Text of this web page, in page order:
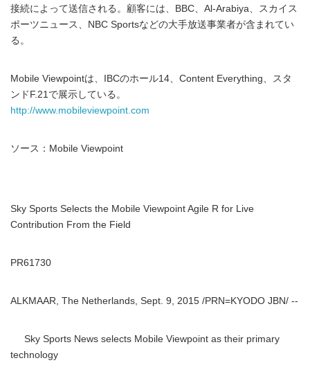
接続によって送信される。顧客には、BBC、Al-Arabiya、スカイス
ポーツニュース、NBC Sportsなどの大手放送事業者が含まれてい
る。
Mobile Viewpointは、IBCのホール14、Content Everything、スタ
ンドF.21で展示している。
http://www.mobileviewpoint.com
ソース：Mobile Viewpoint
Sky Sports Selects the Mobile Viewpoint Agile R for Live
Contribution From the Field
PR61730
ALKMAAR, The Netherlands, Sept. 9, 2015 /PRN=KYODO JBN/ --
Sky Sports News selects Mobile Viewpoint as their primary
technology